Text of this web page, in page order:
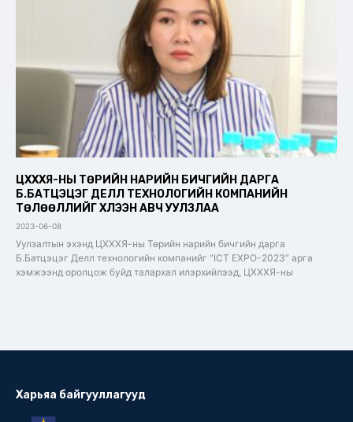
ЦХХХЯ-НЫ ТӨРИЙН НАРИЙН БИЧГИЙН ДАРГА
Б.БАТЦЭЦЭГ ДЕЛЛ ТЕХНОЛОГИЙН КОМПАНИЙН
ТӨЛӨӨЛЛИЙГ ХҮЛЭЭН АВЧ УУЛЗЛАА
2023-06-08
Уулзалтын эхэнд ЦХХХЯ-ны Төрийн нарийн бичгийн дарга
Б.Батцэцэг Делл технологийн компанийг “ICT EXPO-2023” арга
хэмжээнд оролцож буйд талархал илэрхийлээд, ЦХХХЯ-ны
Харьяа байгууллагууд